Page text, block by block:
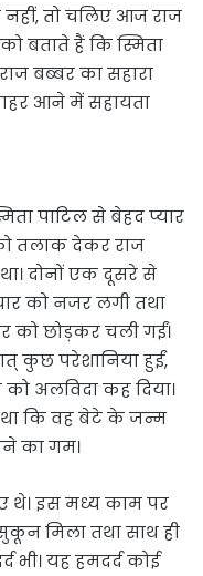
तो चलिए आज राज
बताते हैं कि स्मिता
बब्बर का सहारा
आने में सहायता
पाटिल से बेहद प्यार
तलाक देकर राज
दोनों एक दूसरे से
को नजर लगी तथा
को छोड़कर चली गईं।
कुछ परेशानिया हुईं,
को अलविदा कह दिया।
कि वह बेटे के जन्म
का गम।
थे। इस मध्य काम पर
मिला तथा साथ ही
भी। यह हमदर्द कोई